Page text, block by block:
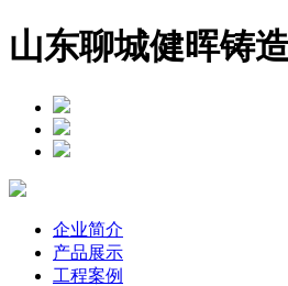
山东聊城健晖铸
企业简介
产品展示
工程案例